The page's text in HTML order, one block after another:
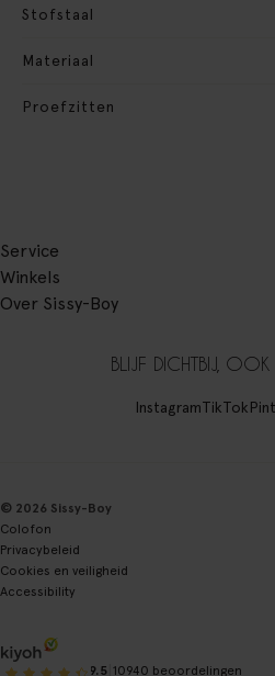
Stofstaal
Materiaal
Proefzitten
Service
Winkels
Over Sissy-Boy
BLIJF DICHTBIJ,
InstagramTikTok
© 2026 Sissy-Boy
Colofon
Privacybeleid
Cookies en veiligheid
Accessibility
9.5 10940 beoordelingen